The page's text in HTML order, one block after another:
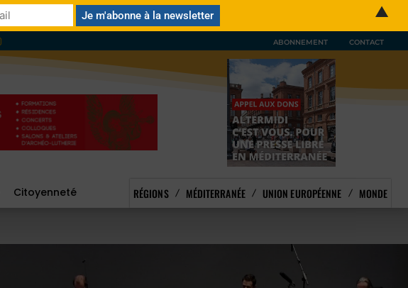
ABONNEMENT CONTACT
Citoyenneté RÉGIONS MÉDITERRANÉE UNION EUROPÉENNE MONDE
▲